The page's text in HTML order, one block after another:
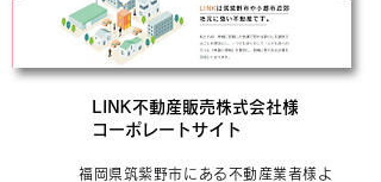
LINK不動産販売株式会社様
コーポレートサイト
福岡県筑紫野市にある不動産業者様よ